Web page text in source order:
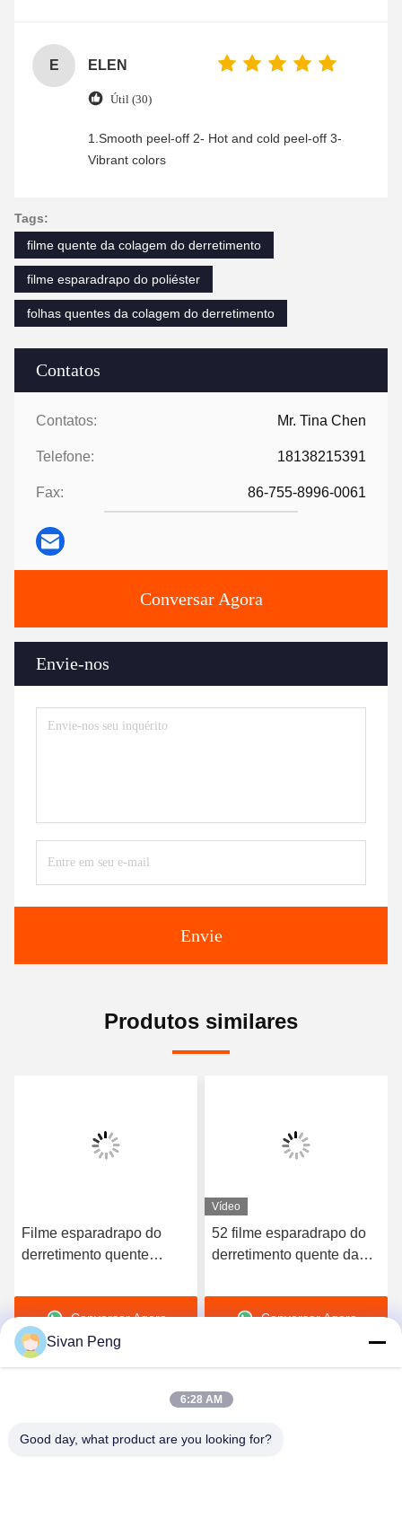
Contatos
Contatos: Mr. Tina Chen
Telefone: 18138215391
Fax: 86-755-8996-0061
Conversar Agora
Envie-nos
Envie
E ELEN
Útil (30)
1.Smooth peel-off 2- Hot and cold peel-off 3-
Vibrant colors
Tags:
filme quente da colagem do derretimento
filme esparadrapo do poliéster
folhas quentes da colagem do derretimento
Produtos similares
Filme esparadrapo do
derretimento quente
do poliuretano 3412
Conversar Agora
Vídeo
52 filme esparadrapo do
derretimento quente da
para o roupa interior sem
emendaConversar Agora
Shenzhen Tunsing Plastic Products Co., Ltd.
Sivan Peng
6:28 AM
Good day, what product are you looking for?